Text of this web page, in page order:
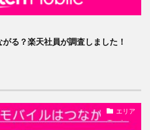
る？楽天社員が調査しました！
エリア